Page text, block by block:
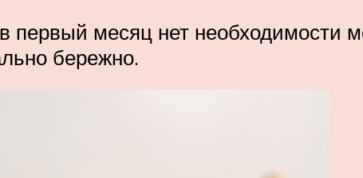
первый месяц нет необходимости
бережно.